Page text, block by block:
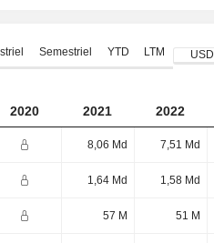
Semestriel YTD LTM USD
2020 2021 2022
8,06 Md 7,51 Md
1,64 Md 1,58 Md
57 M 51 M